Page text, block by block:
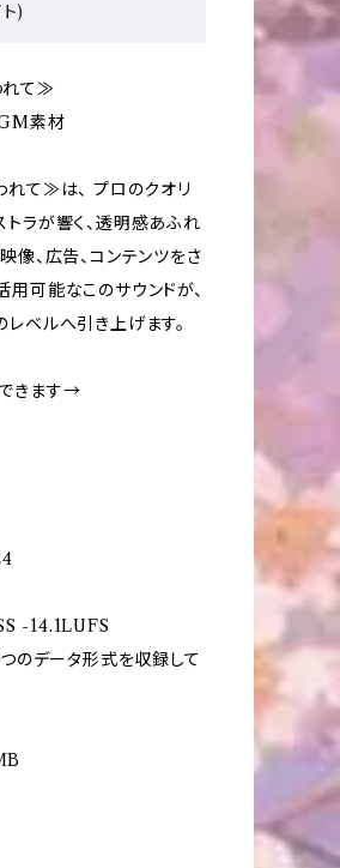
)
れて≫
素材
て≫は、 プロのクオリ
ラが響く、透明感あふれ
像、広告、コンテンツをさ
用可能なこのサウンドが、
ベルへ引き上げます。
きます→
-14.1LUFS
のデータ形式を収録して